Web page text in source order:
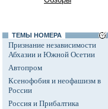
ТЕМЫ НОМЕРА
Признание независимости
Абхазии и Южной Осетии
Автопром
Ксенофобия и неофашизм в
России
Россия и Прибалтика